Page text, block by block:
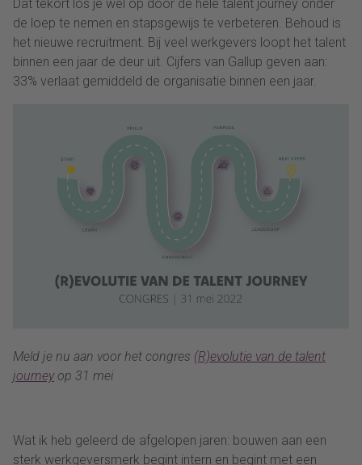
Dat tekort los je wel op door de hele talent journey onder
de loep te nemen en stapsgewijs te verbeteren. Behoud is
het nieuwe recruitment. Bij veel werkgevers loopt het talent
binnen een jaar de deur uit. Cijfers van Gallup geven aan:
33% verlaat gemiddeld de organisatie binnen een jaar.
Meld je nu aan voor het congres (R)evolutie van de talent
journeyop 31 mei
Wat ik heb geleerd de afgelopen jaren: bouwen aan een
sterk werkgeversmerk begint intern en begint met een